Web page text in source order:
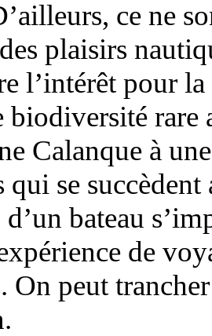
ce ne
plaisirs
l’intérêt pour
biodiversité
Calanque à
qui se
bateau
de
On peut